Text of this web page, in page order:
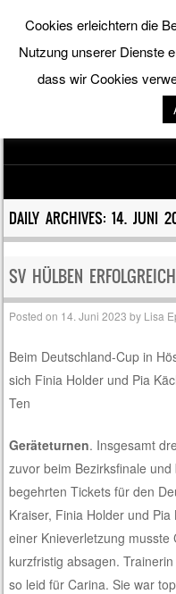
Förderverein
Skip to content
DAILY ARCHIVES:14. JUNI
SV HÜLBEN
Posted on 14. Juni 2023 by Lisa
Beim Deutschland-Cup in
sich Finia Holder und Pia
Ten
Geräteturnen. Insgesamt
zuvor beim Bezirksfinale
begehrten Tickets für den
Kraiser, Finia Holder und
einer Knieverletzung
kurzfristig absagen.
so leid für Carina. Sie war
Cookies erleichtern die
Nutzung unserer Dienste
dass wir Cookies